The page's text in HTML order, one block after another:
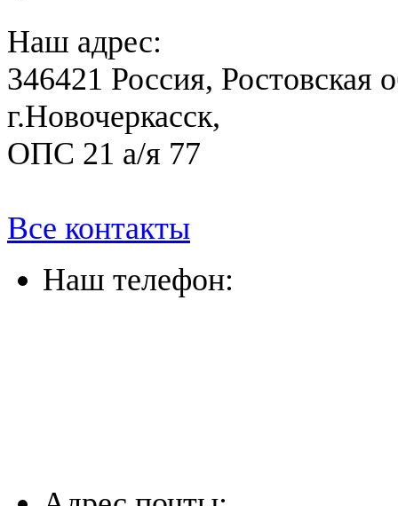
Наш адрес:
346421 Россия, Ростовская
г.Новочеркасск,
ОПС 21 а/я 77
Все контакты
Наш телефон: